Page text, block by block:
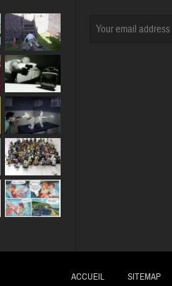
ACCUEIL SITEMAP